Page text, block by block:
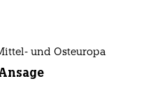
und Osteuropa